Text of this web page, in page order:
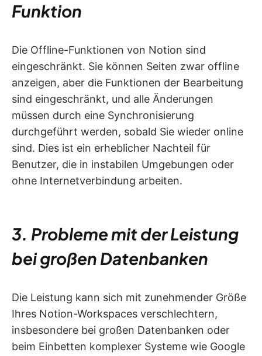
Funktion
Die Offline-Funktionen von Notion sind
eingeschränkt. Sie können Seiten zwar offline
anzeigen, aber die Funktionen der Bearbeitung
sind eingeschränkt, und alle Änderungen
müssen durch eine Synchronisierung
durchgeführt werden, sobald Sie wieder online
sind. Dies ist ein erheblicher Nachteil für
Benutzer, die in instabilen Umgebungen oder
ohne Internetverbindung arbeiten.
3. Probleme mit der Leistung
bei großen Datenbanken
Die Leistung kann sich mit zunehmender Größe
Ihres Notion-Workspaces verschlechtern,
insbesondere bei großen Datenbanken oder
beim Einbetten komplexer Systeme wie Google